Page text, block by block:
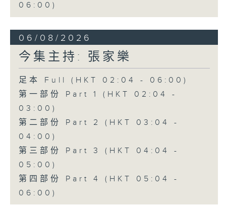
06:00)
06/08/2026
今集主持: 張家樂
足本 Full (HKT 02:04 - 06:00)
第一部份 Part 1 (HKT 02:04 -
03:00)
第二部份 Part 2 (HKT 03:04 -
04:00)
第三部份 Part 3 (HKT 04:04 -
05:00)
第四部份 Part 4 (HKT 05:04 -
06:00)